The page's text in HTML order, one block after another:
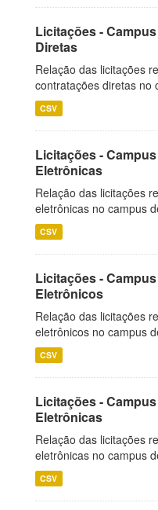
Licitações -
Diretas
Relação das licitações
contratações diretas no
CSV
Licitações -
Eletrônicas
Relação das licitações
eletrônicas no campus
CSV
Licitações -
Eletrônicos
Relação das licitações
eletrônicos no campus
CSV
Licitações -
Eletrônicas
Relação das licitações
eletrônicas no campus
CSV